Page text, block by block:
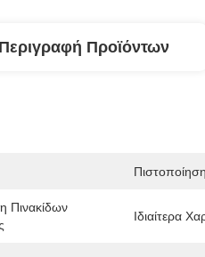
Περιγραφή Προϊόντων
Πινακίδων
Ιδιαίτερα